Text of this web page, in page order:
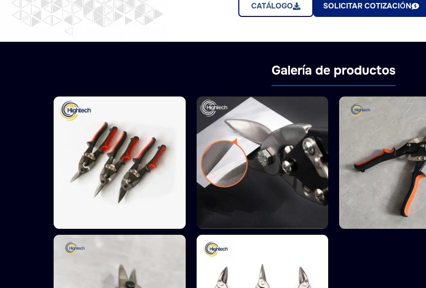
CATÁLOGO SOLICITAR COTIZACIÓN
Galería de productos